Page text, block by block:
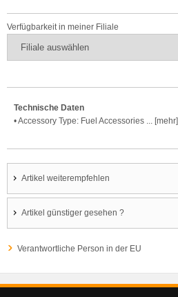
Verfügbarkeit in meiner Filiale
Technische Daten
• Accessory Type: Fuel Accessories ... [mehr]
Artikel weiterempfehlen
Artikel günstiger gesehen ?
Verantwortliche Person in der EU